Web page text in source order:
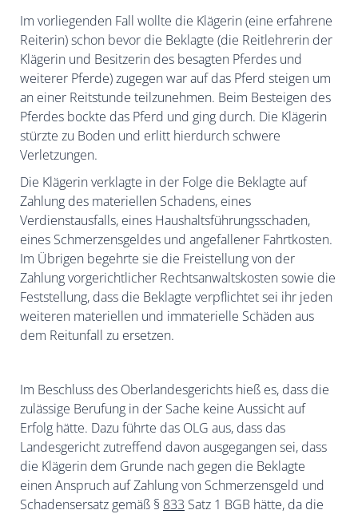
Im vorliegenden Fall wollte die Klägerin (eine erfahrene
Reiterin) schon bevor die Beklagte (die Reitlehrerin der
Klägerin und Besitzerin des besagten Pferdes und
weiterer Pferde) zugegen war auf das Pferd steigen um
an einer Reitstunde teilzunehmen. Beim Besteigen des
Pferdes bockte das Pferd und ging durch. Die Klägerin
stürzte zu Boden und erlitt hierdurch schwere
Verletzungen.
Die Klägerin verklagte in der Folge die Beklagte auf
Zahlung des materiellen Schadens, eines
Verdienstausfalls, eines Haushaltsführungsschaden,
eines Schmerzensgeldes und angefallener Fahrtkosten.
Im Übrigen begehrte sie die Freistellung von der
Zahlung vorgerichtlicher Rechtsanwaltskosten sowie die
Feststellung, dass die Beklagte verpflichtet sei ihr jeden
weiteren materiellen und immaterielle Schäden aus
dem Reitunfall zu ersetzen.
Im Beschluss des Oberlandesgerichts hieß es, dass die
zulässige Berufung in der Sache keine Aussicht auf
Erfolg hätte. Dazu führte das OLG aus, dass das
Landesgericht zutreffend davon ausgegangen sei, dass
die Klägerin dem Grunde nach gegen die Beklagte
einen Anspruch auf Zahlung von Schmerzensgeld und
Schadensersatz gemäß § 833 Satz 1 BGB hätte, da die